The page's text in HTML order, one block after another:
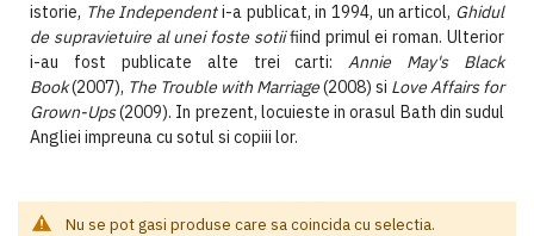
istorie, The Independenti-a publicat, in 1994, un articol, Ghidul
de supravietuire al unei foste sotiifiind primul ei roman. Ulterior
i-au fost publicate alte trei carti:Annie May's Black
Book(2007), The Trouble with Marriage(2008) si Love Affairs for
Grown-Ups(2009). In prezent, locuieste in orasul Bath din sudul
Angliei impreuna cu sotul si copiii lor.
Nu se pot gasi produse care sa coincida cu selectia.